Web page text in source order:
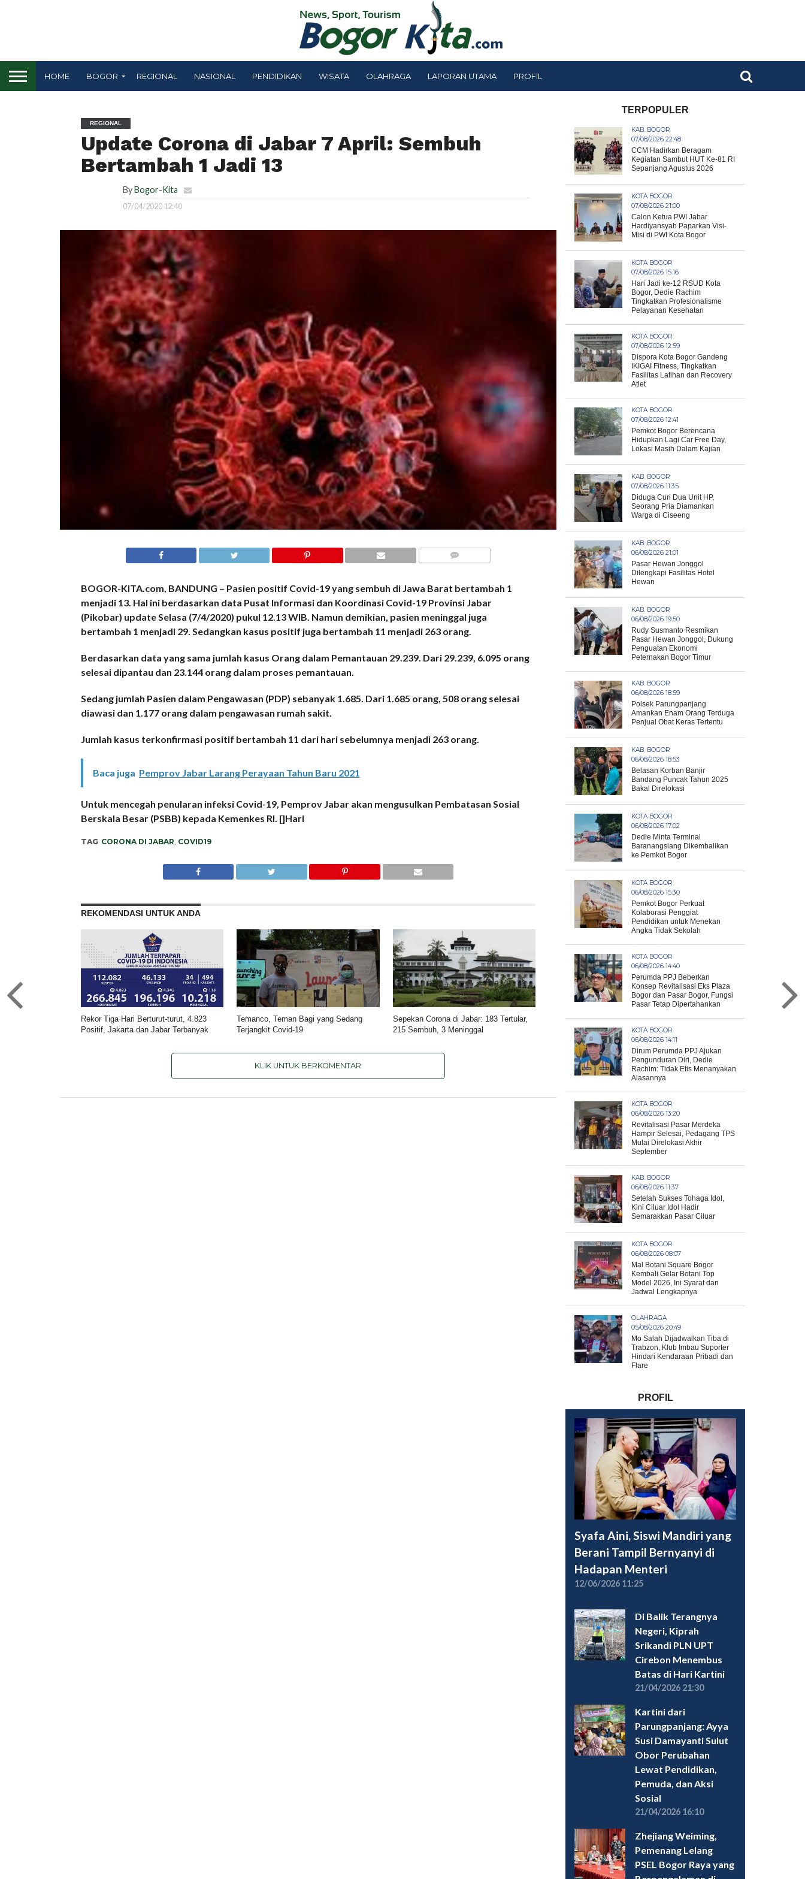
HOME BOGOR REGIONAL NASIONAL PENDIDIKAN WISATA OLAHRAGA LAPORAN UTAMA PROFIL
REGIONAL
Update Corona di Jabar 7 April: Sembuh
Bertambah 1 Jadi 13
ByBogor-Kita
07/04/2020 12:40
BOGOR-KITA.com, BANDUNG – Pasien positif Covid-19 yang sembuh di Jawa Barat bertambah 1
menjadi 13. Hal ini berdasarkan data Pusat Informasi dan Koordinasi Covid-19 Provinsi Jabar
(Pikobar) update Selasa (7/4/2020) pukul 12.13 WIB. Namun demikian, pasien meninggal juga
bertambah 1 menjadi 29. Sedangkan kasus positif juga bertambah 11 menjadi 263 orang.
Berdasarkan data yang sama jumlah kasus Orang dalam Pemantauan 29.239. Dari 29.239, 6.095 orang
selesai dipantau dan 23.144 orang dalam proses pemantauan.
Sedang jumlah Pasien dalam Pengawasan (PDP) sebanyak 1.685. Dari 1.685 orang, 508 orang selesai
diawasi dan 1.177 orang dalam pengawasan rumah sakit.
Jumlah kasus terkonfirmasi positif bertambah 11 dari hari sebelumnya menjadi 263 orang.
Baca juga Pemprov Jabar Larang Perayaan Tahun Baru 2021
Untuk mencegah penularan infeksi Covid-19, Pemprov Jabar akan mengusulkan Pembatasan Sosial
Berskala Besar (PSBB) kepada Kemenkes RI. []Hari
TAG CORONA DI JABAR, COVID19
REKOMENDASI UNTUK ANDA
Rekor Tiga Hari Berturut-turut, 4.823
Positif, Jakarta dan Jabar Terbanyak
Temanco, Teman Bagi yang Sedang
Terjangkit Covid-19
Sepekan Corona di Jabar: 183 Tertular,
215 Sembuh, 3 Meninggal
KLIK UNTUK BERKOMENTAR
TERPOPULER
KAB. BOGOR
07/08/2026 22:48
CCM Hadirkan Beragam
Kegiatan Sambut HUT Ke-81 RI
Sepanjang Agustus 2026
KOTA BOGOR
07/08/2026 21:00
Calon Ketua PWI Jabar
Hardiyansyah Paparkan Visi-
Misi di PWI Kota Bogor
KOTA BOGOR
07/08/2026 15:16
Hari Jadi ke-12 RSUD Kota
Bogor, Dedie Rachim
Tingkatkan Profesionalisme
Pelayanan Kesehatan
KOTA BOGOR
07/08/2026 12:59
Dispora Kota Bogor Gandeng
IKIGAI Fitness, Tingkatkan
Fasilitas Latihan dan Recovery
Atlet
KOTA BOGOR
07/08/2026 12:41
Pemkot Bogor Berencana
Hidupkan Lagi Car Free Day,
Lokasi Masih Dalam Kajian
KAB. BOGOR
07/08/2026 11:35
Diduga Curi Dua Unit HP,
Seorang Pria Diamankan
Warga di Ciseeng
KAB. BOGOR
06/08/2026 21:01
Pasar Hewan Jonggol
Dilengkapi Fasilitas Hotel
Hewan
KAB. BOGOR
06/08/2026 19:50
Rudy Susmanto Resmikan
Pasar Hewan Jonggol, Dukung
Penguatan Ekonomi
Peternakan Bogor Timur
KAB. BOGOR
06/08/2026 18:59
Polsek Parungpanjang
Amankan Enam Orang Terduga
Penjual Obat Keras Tertentu
KAB. BOGOR
06/08/2026 18:53
Belasan Korban Banjir
Bandang Puncak Tahun 2025
Bakal Direlokasi
KOTA BOGOR
06/08/2026 17:02
Dedie Minta Terminal
Baranangsiang Dikembalikan
ke Pemkot Bogor
KOTA BOGOR
06/08/2026 15:30
Pemkot Bogor Perkuat
Kolaborasi Penggiat
Pendidikan untuk Menekan
Angka Tidak Sekolah
KOTA BOGOR
06/08/2026 14:40
Perumda PPJ Beberkan
Konsep Revitalisasi Eks Plaza
Bogor dan Pasar Bogor, Fungsi
Pasar Tetap Dipertahankan
KOTA BOGOR
06/08/2026 14:11
Dirum Perumda PPJ Ajukan
Pengunduran Diri, Dedie
Rachim: Tidak Etis Menanyakan
Alasannya
KOTA BOGOR
06/08/2026 13:20
Revitalisasi Pasar Merdeka
Hampir Selesai, Pedagang TPS
Mulai Direlokasi Akhir
September
KAB. BOGOR
06/08/2026 11:37
Setelah Sukses Tohaga Idol,
Kini Ciluar Idol Hadir
Semarakkan Pasar Ciluar
KOTA BOGOR
06/08/2026 08:07
Mal Botani Square Bogor
Kembali Gelar Botani Top
Model 2026, Ini Syarat dan
Jadwal Lengkapnya
OLAHRAGA
05/08/2026 20:49
Mo Salah Dijadwalkan Tiba di
Trabzon, Klub Imbau Suporter
Hindari Kendaraan Pribadi dan
Flare
PROFIL
Syafa Aini, Siswi Mandiri yang
Berani Tampil Bernyanyi di
Hadapan Menteri
12/06/2026 11:25
Di Balik Terangnya
Negeri, Kiprah
Srikandi PLN UPT
Cirebon Menembus
Batas di Hari Kartini
21/04/2026 21:30
Kartini dari
Parungpanjang: Ayya
Susi Damayanti Sulut
Obor Perubahan
Lewat Pendidikan,
Pemuda, dan Aksi
Sosial
21/04/2026 16:10
Zhejiang Weiming,
Pemenang Lelang
PSEL Bogor Raya yang